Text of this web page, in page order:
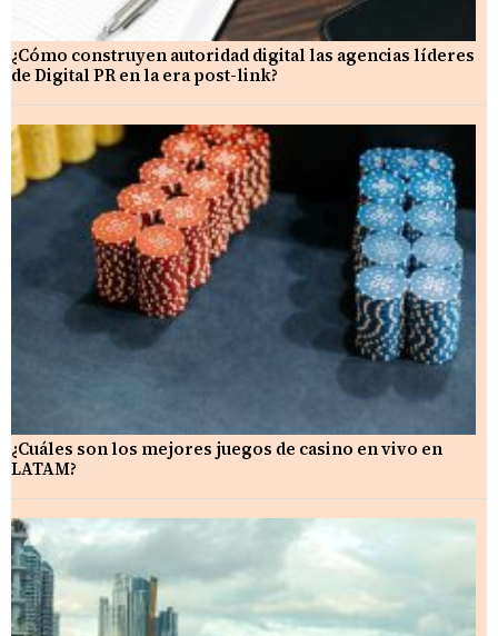
¿Cómo construyen autoridad digital las agencias líderes
de Digital PR en la era post-link?
¿Cuáles son los mejores juegos de casino en vivo en
LATAM?